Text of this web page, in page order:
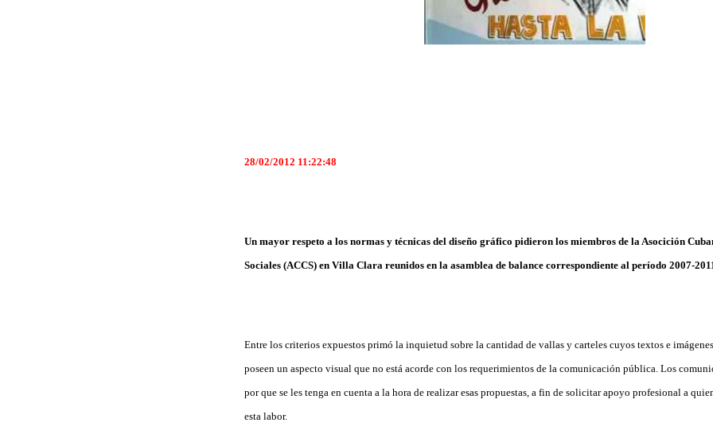
28/02/2012 11:22:48
Un mayor respeto a los normas y técnicas del diseño gráfico pidieron los miembros de la Asocición
Sociales (ACCS) en Villa Clara reunidos en la asamblea de balance correspondiente al período 2007-
Entre los criterios expuestos primó la inquietud sobre la cantidad de vallas y carteles cuyos textos e
poseen un aspecto visual que no está acorde con los requerimientos de la comunicación pública. Los
por que se les tenga en cuenta a la hora de realizar esas propuestas, a fin de solicitar apoyo profesional a
esta labor.